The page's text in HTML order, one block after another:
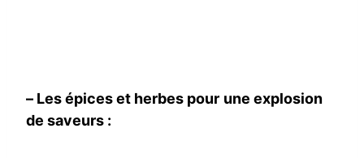
– Les épices et herbes pour une explosion
de saveurs :